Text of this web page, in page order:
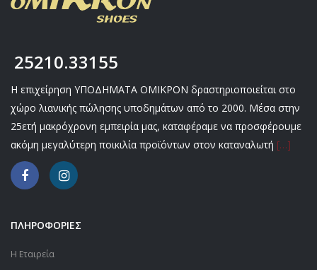
25210.33155
Η επιχείρηση ΥΠΟΔΗΜΑΤΑ ΟΜΙΚΡΟΝ δραστηριοποιείται στο
χώρο λιανικής πώλησης υποδημάτων από το 2000. Μέσα στην
25ετή μακρόχρονη εμπειρία μας, καταφέραμε να προσφέρουμε
ακόμη μεγαλύτερη ποικιλία προϊόντων στον καταναλωτή […]
ΠΛΗΡΟΦΟΡΙΕΣ
Η Εταιρεία